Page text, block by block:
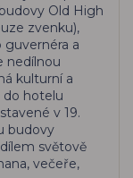
Old High
zvenku),
guvernéra a
nedílnou
kulturní a
hotelu
v 19.
budovy
světově
večeře,